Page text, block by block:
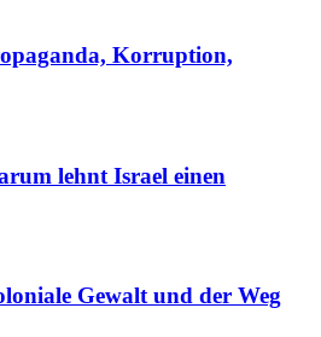
Korruption,
lehnt Israel einen
Gewalt und der Weg